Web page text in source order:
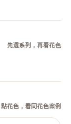
先選系列，再看花色
點花色，看同花色案例